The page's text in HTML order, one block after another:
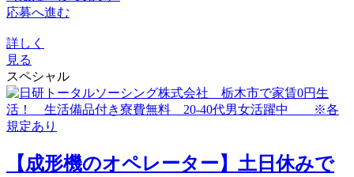
応募へ進む
詳しく
見る
スペシャル
【成形機のオペレーター】土日休みで